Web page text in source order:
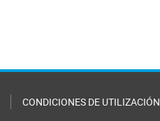
CONDICIONES DE UTILIZACIÓN